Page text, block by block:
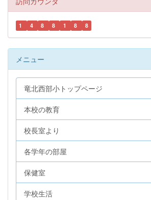
1 4 8 8 1 8 8
メニュー
竜北西部小トップページ
本校の教育
校長室より
各学年の部屋
保健室
学校生活